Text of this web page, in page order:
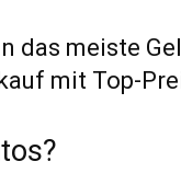
das meiste
mit Top-